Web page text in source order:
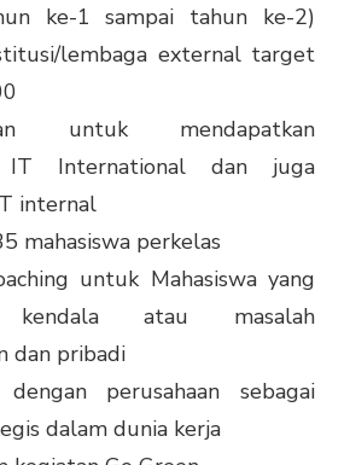
ke-1 sampai tahun ke-2)
lembaga external target
untuk mendapatkan
IT International dan juga
internal
mahasiswa perkelas
untuk Mahasiswa yang
kendala atau masalah
dan pribadi
dengan perusahaan sebagai
dalam dunia kerja